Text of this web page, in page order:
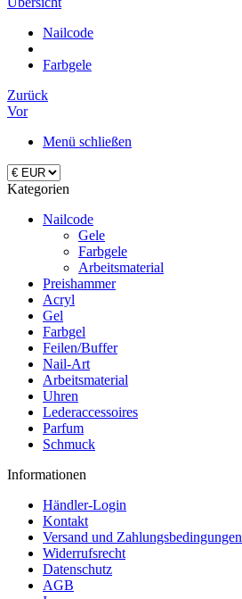
Nailcode
Farbgele
Zurück
Vor
Menü schließen
Kategorien
Nailcode
Gele
Farbgele
Arbeitsmaterial
Preishammer
Acryl
Gel
Farbgel
Feilen/Buffer
Nail-Art
Arbeitsmaterial
Uhren
Lederaccessoires
Parfum
Schmuck
Informationen
Händler-Login
Kontakt
Versand und Zahlungsbedingungen
Widerrufsrecht
Datenschutz
AGB